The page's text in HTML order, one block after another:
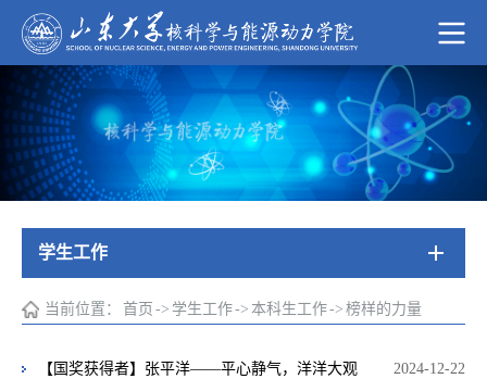
学生工作
当前位置： 首页 -> 学生工作-> 本科生工作-> 榜样的力量
2024-12-22
【国奖获得者】张平洋——平心静气，洋洋大观